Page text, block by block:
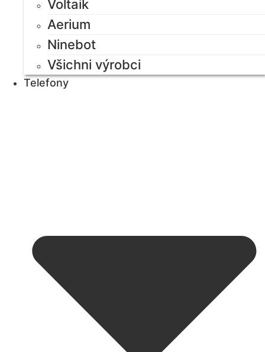
Voltaik
Aerium
Ninebot
Všichni výrobci
Telefony